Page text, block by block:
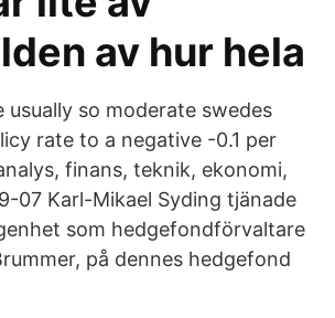
av hur hela
usually so moderate swedes
rate to a negative -0.1 per
finans, teknik, ekonomi,
07 Karl-Mikael Syding tjänade
som hedgefondförvaltare
på dennes hedgefond